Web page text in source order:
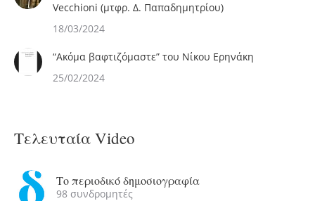
Vecchioni (μτφρ. Δ. Παπαδημητρίου)
18/03/2024
“Ακόμα βαφτιζόμαστε” του Νίκου Ερηνάκη
25/02/2024
Τελευταία Video
Το περιοδικό δημοσιογραφία
98 συνδρομητές